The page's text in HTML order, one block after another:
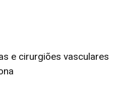
e cirurgiões vasculares